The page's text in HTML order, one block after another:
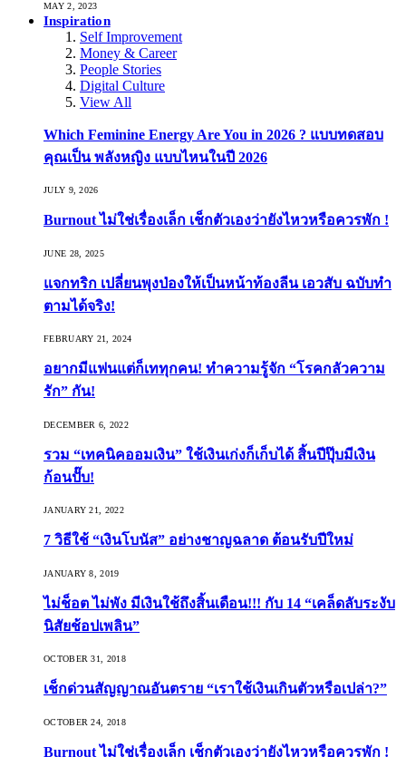
MAY 2, 2023
Inspiration
Self Improvement
Money & Career
People Stories
Digital Culture
View All
Which Feminine Energy Are You in 2026 ? แบบทดสอบ
คุณเป็น พลังหญิง แบบไหนในปี 2026
JULY 9, 2026
Burnout ไม่ใช่เรื่องเล็ก เช็กตัวเองว่ายังไหวหรือควรพัก !
JUNE 28, 2025
แจกทริก เปลี่ยนพุงป่องให้เป็นหน้าท้องลีน เอวสับ ฉบับทำ
ตามได้จริง!
FEBRUARY 21, 2024
อยากมีแฟนแต่ก็เททุกคน! ทำความรู้จัก “โรคกลัวความ
รัก” กัน!
DECEMBER 6, 2022
รวม “เทคนิคออมเงิน” ใช้เงินเก่งก็เก็บได้ สิ้นปีปุ๊บมีเงิน
ก้อนปั๊บ!
JANUARY 21, 2022
7 วิธีใช้ “เงินโบนัส” อย่างชาญฉลาด ต้อนรับปีใหม่
JANUARY 8, 2019
ไม่ช็อต ไม่พัง มีเงินใช้ถึงสิ้นเดือน!!! กับ 14 “เคล็ดลับระงับ
นิสัยช้อปเพลิน”
OCTOBER 31, 2018
เช็กด่วนสัญญาณอันตราย “เราใช้เงินเกินตัวหรือเปล่า?”
OCTOBER 24, 2018
Burnout ไม่ใช่เรื่องเล็ก เช็กตัวเองว่ายังไหวหรือควรพัก !